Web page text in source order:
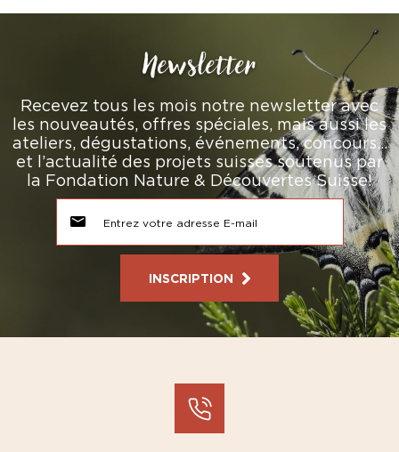
Newsletter
Recevez tous les mois notre newsletter avec
les nouveautés, offres spéciales, mais aussi les
ateliers, dégustations, événements, concours…
et l’actualité des projets suisses soutenus par
la Fondation Nature & Découvertes Suisse!
INSCRIPTION